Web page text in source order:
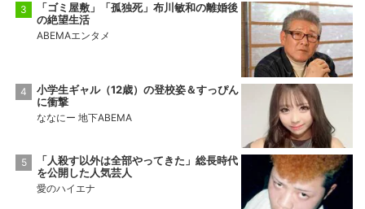
「ゴミ屋敷」「孤独死」布川敏和の離婚後
の絶望生活
ABEMAエンタメ
小学生ギャル（12歳）の登校姿＆すっぴん
に衝撃
ななにー 地下ABEMA
「人殺す以外は全部やってきた」総長時代
を公開した人気芸人
愛のハイエナ